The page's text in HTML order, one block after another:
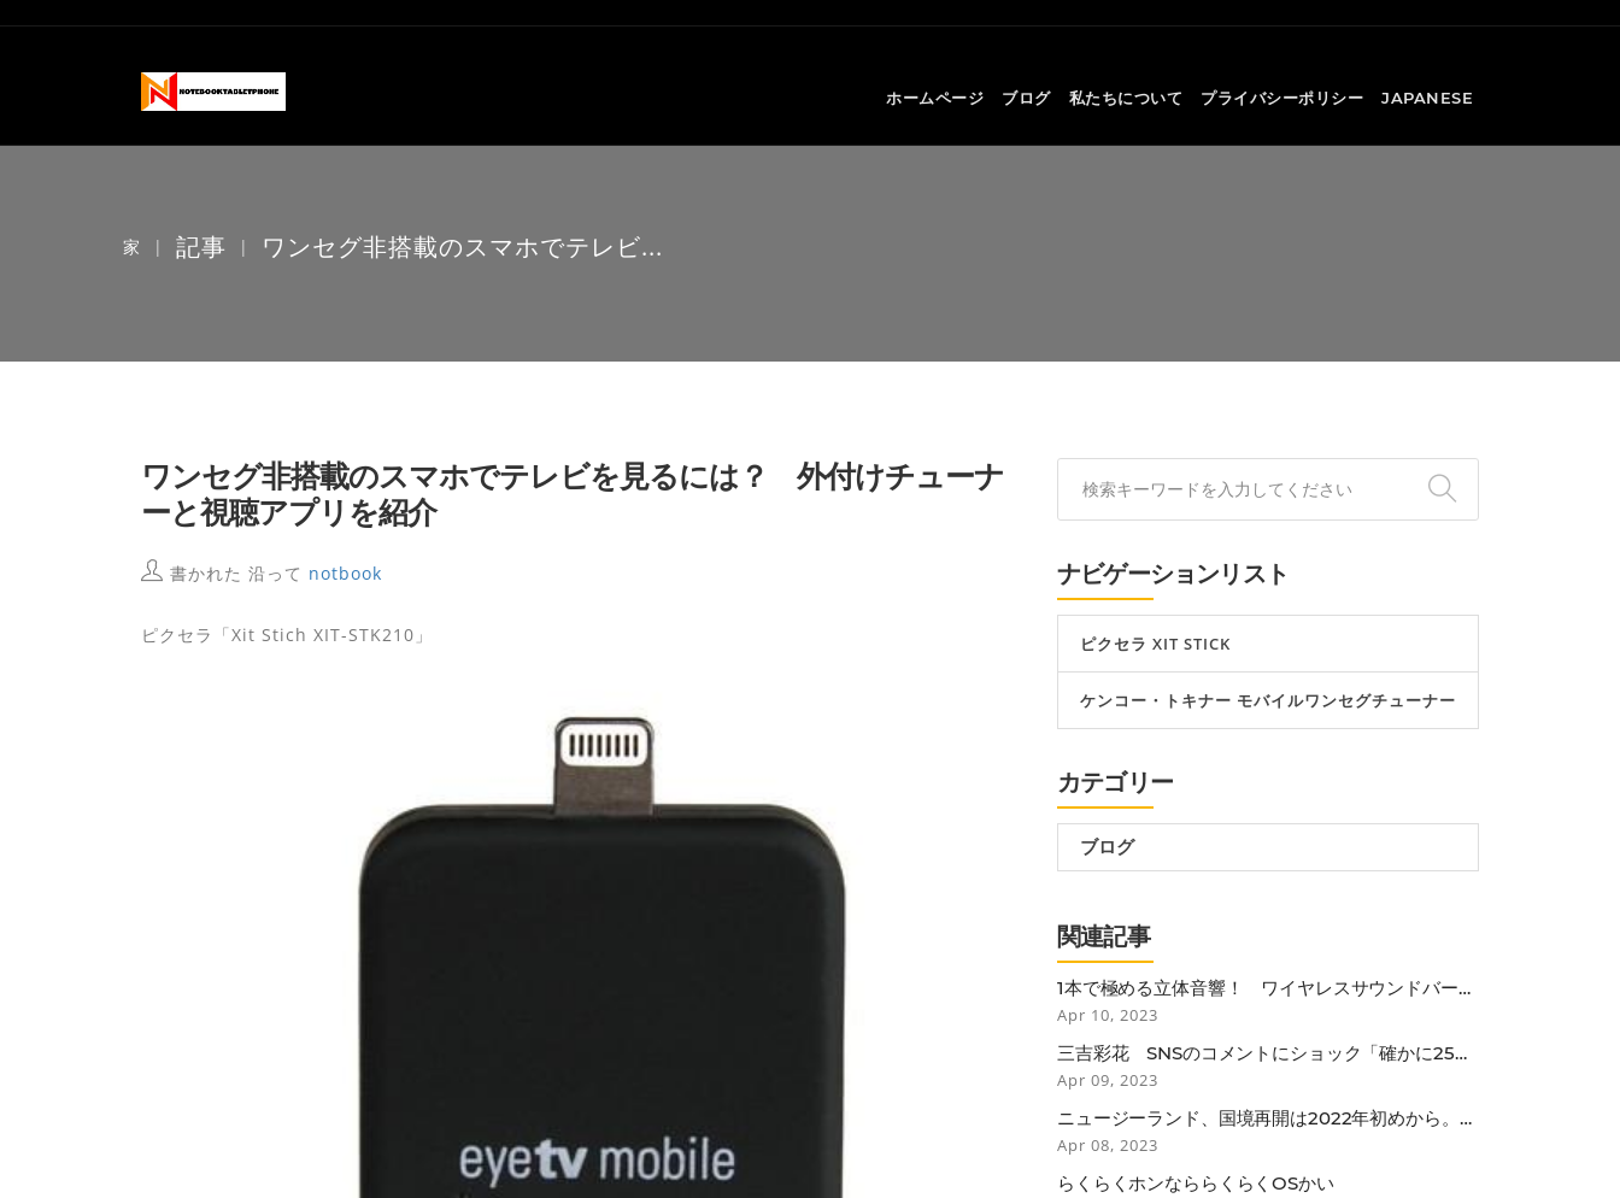
ホームページ ブログ 私たちについて プライバシーポリシー JAPANESE
家 | 記事 | ワンセグ非搭載のスマホでテレビ...
ワンセグ非搭載のスマホでテレビを見るには？ 外付けチューナ
ーと視聴アプリを紹介
書かれた 沿って notbook
ピクセラ「Xit Stich XIT-STK210」
ナビゲーションリスト
ピクセラ XIT STICK
ケンコー・トキナー モバイルワンセグチューナー
カテゴリー
ブログ
関連記事
1本で極める立体音響！ ワイヤレスサウンドバー
「BOSE SMART SOUNDBAR 900」
Apr 10, 2023
三吉彩花 SNSのコメントにショック「確かに25歳
にしては垂れているかも…」
Apr 09, 2023
ニュージーランド、国境再開は2022年初めから。低
リスク国のワクチン接種者は隔離免除
Apr 08, 2023
らくらくホンなららくらくOSかい